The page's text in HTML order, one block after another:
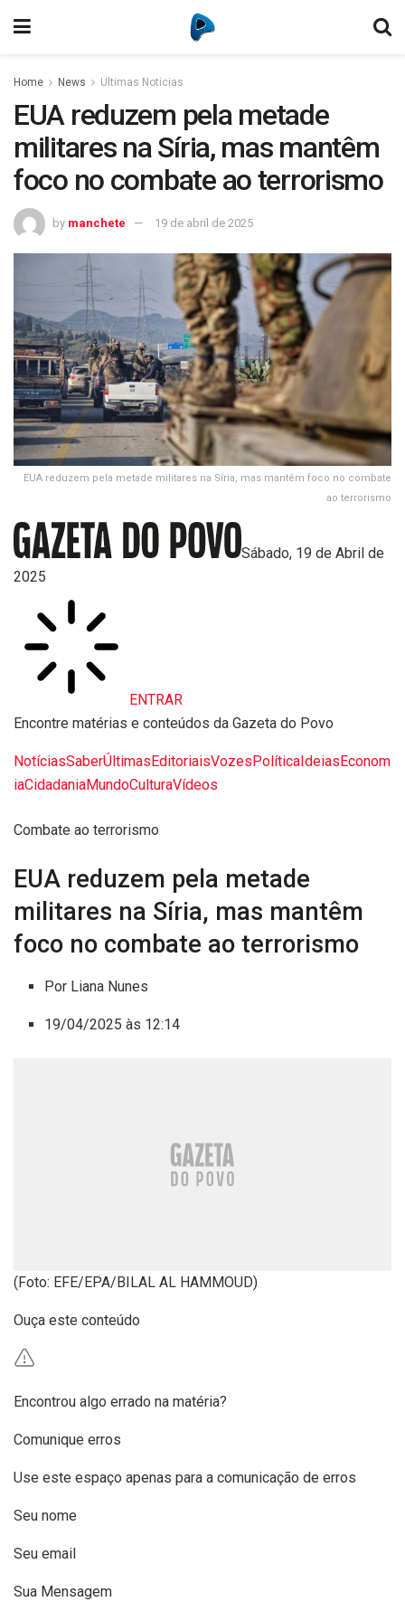
Home News Ultimas Noticias
EUA reduzem pela metade
militares na Síria, mas mantêm
foco no combate ao terrorismo
by manchete 19 de abril de 2025
EUA reduzem pela metade militares na Síria, mas mantêm foco no combate
ao terrorismo
Sábado, 19 de Abril de
2025
ENTRAR
Encontre matérias e conteúdos da Gazeta do Povo
NotíciasSaberÚltimasEditoriaisVozesPolíticaIdeiasEconom
iaCidadaniaMundoCulturaVídeos
Combate ao terrorismo
EUA reduzem pela metade
militares na Síria, mas mantêm
foco no combate ao terrorismo
Por Liana Nunes
19/04/2025 às 12:14
(Foto: EFE/EPA/BILAL AL HAMMOUD)
Ouça este conteúdo
Encontrou algo errado na matéria?
Comunique erros
Use este espaço apenas para a comunicação de erros
Seu nome
Seu email
Sua Mensagem